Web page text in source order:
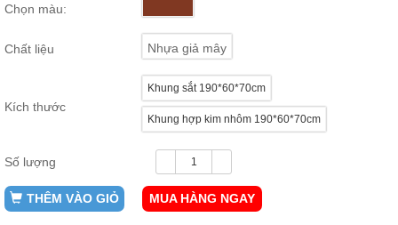
Bàn
ăn,
Nội
Công,
Vườn
Bàn
Chọn màu:
Chất liệu Nhựa giả mây
Kích thước
Khung sắt 190*60*70cm
Khung hợp kim nhôm 190*60*70cm
Số lượng
THÊM VÀO GIỎ MUA HÀNG NGAY